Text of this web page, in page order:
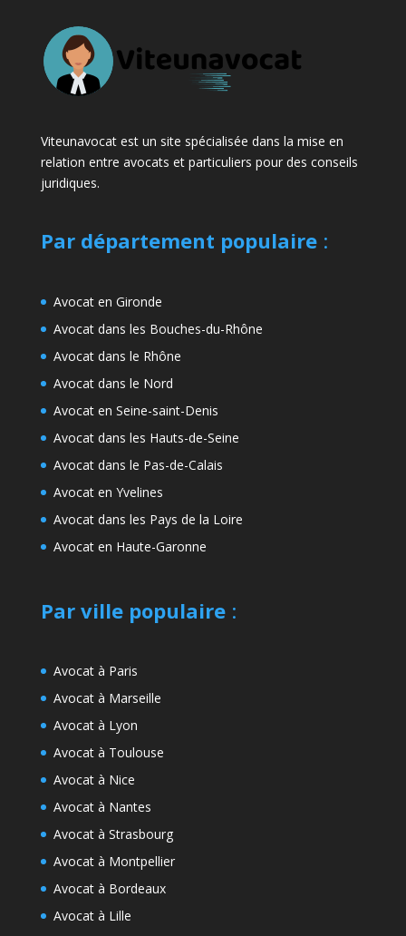
Viteunavocat est un site spécialisée dans la mise en
relation entre avocats et particuliers pour des conseils
juridiques.
Par département populaire:
Avocat en Gironde
Avocat dans les Bouches-du-Rhône
Avocat dans le Rhône
Avocat dans le Nord
Avocat en Seine-saint-Denis
Avocat dans les Hauts-de-Seine
Avocat dans le Pas-de-Calais
Avocat en Yvelines
Avocat dans les Pays de la Loire
Avocat en Haute-Garonne
Par ville populaire:
Avocat à Paris
Avocat à Marseille
Avocat à Lyon
Avocat à Toulouse
Avocat à Nice
Avocat à Nantes
Avocat à Strasbourg
Avocat à Montpellier
Avocat à Bordeaux
Avocat à Lille